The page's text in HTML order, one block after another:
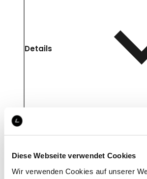
Diese Webseite verwendet Cookies
Wir verwenden Cookies auf unserer
Details